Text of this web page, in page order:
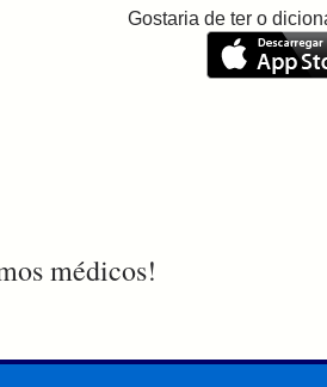
Gostaria de ter o
médicos!